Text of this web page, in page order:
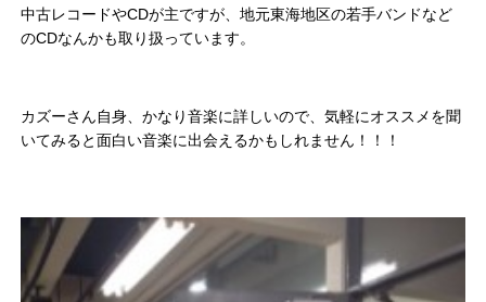
中古レコードやCDが主ですが、地元東海地区の若手バンドなど
のCDなんかも取り扱っています。
カズーさん自身、かなり音楽に詳しいので、気軽にオススメを聞
いてみると面白い音楽に出会えるかもしれません！！！